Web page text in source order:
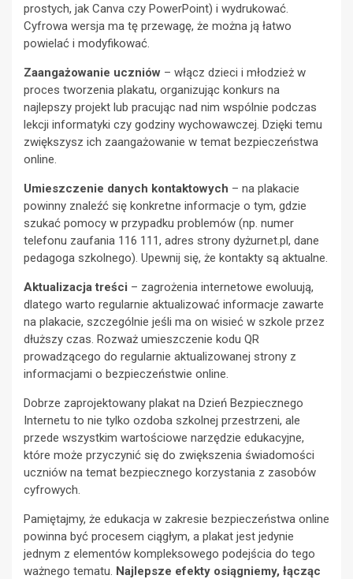
prostych, jak Canva czy PowerPoint) i wydrukować.
Cyfrowa wersja ma tę przewagę, że można ją łatwo
powielać i modyfikować.
Zaangażowanie uczniów – włącz dzieci i młodzież w
proces tworzenia plakatu, organizując konkurs na
najlepszy projekt lub pracując nad nim wspólnie podczas
lekcji informatyki czy godziny wychowawczej. Dzięki temu
zwiększysz ich zaangażowanie w temat bezpieczeństwa
online.
Umieszczenie danych kontaktowych – na plakacie
powinny znaleźć się konkretne informacje o tym, gdzie
szukać pomocy w przypadku problemów (np. numer
telefonu zaufania 116 111, adres strony dyżurnet.pl, dane
pedagoga szkolnego). Upewnij się, że kontakty są aktualne.
Aktualizacja treści – zagrożenia internetowe ewoluują,
dlatego warto regularnie aktualizować informacje zawarte
na plakacie, szczególnie jeśli ma on wisieć w szkole przez
dłuższy czas. Rozważ umieszczenie kodu QR
prowadzącego do regularnie aktualizowanej strony z
informacjami o bezpieczeństwie online.
Dobrze zaprojektowany plakat na Dzień Bezpiecznego
Internetu to nie tylko ozdoba szkolnej przestrzeni, ale
przede wszystkim wartościowe narzędzie edukacyjne,
które może przyczynić się do zwiększenia świadomości
uczniów na temat bezpiecznego korzystania z zasobów
cyfrowych.
Pamiętajmy, że edukacja w zakresie bezpieczeństwa online
powinna być procesem ciągłym, a plakat jest jedynie
jednym z elementów kompleksowego podejścia do tego
ważnego tematu. Najlepsze efekty osiągniemy, łącząc